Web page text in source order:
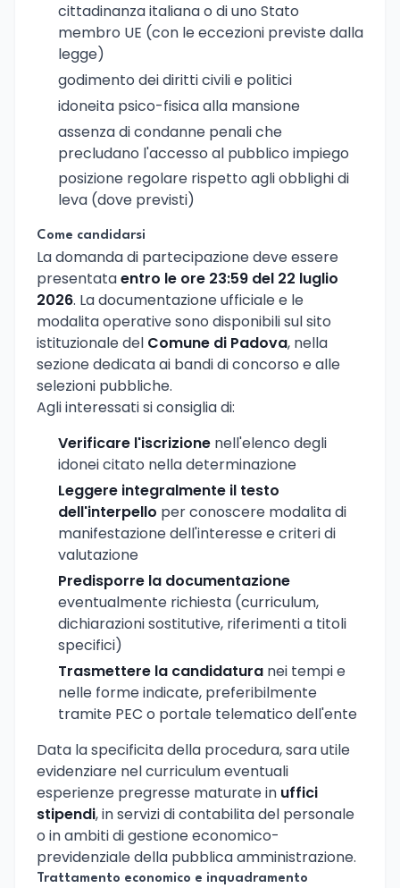
cittadinanza italiana o di uno Stato
membro UE (con le eccezioni previste dalla
legge)
godimento dei diritti civili e politici
idoneita psico-fisica alla mansione
assenza di condanne penali che
precludano l'accesso al pubblico impiego
posizione regolare rispetto agli obblighi di
leva (dove previsti)
Come candidarsi
La domanda di partecipazione deve essere
presentataentro le ore 23:59 del 22 luglio
2026. La documentazione ufficiale e le
modalita operative sono disponibili sul sito
istituzionale del Comune di Padova, nella
sezione dedicata ai bandi di concorso e alle
selezioni pubbliche.
Agli interessati si consiglia di:
Verificare l'iscrizione nell'elenco degli
idonei citato nella determinazione
Leggere integralmente il testo
dell'interpello per conoscere modalita di
manifestazione dell'interesse e criteri di
valutazione
Predisporre la documentazione
eventualmente richiesta (curriculum,
dichiarazioni sostitutive, riferimenti a titoli
specifici)
Trasmettere la candidatura nei tempi e
nelle forme indicate, preferibilmente
tramite PEC o portale telematico dell'ente
Data la specificita della procedura, sara utile
evidenziare nel curriculum eventuali
esperienze pregresse maturate in uffici
stipendi, in servizi di contabilita del personale
o in ambiti di gestione economico-
previdenziale della pubblica amministrazione.
Trattamento economico e inquadramento